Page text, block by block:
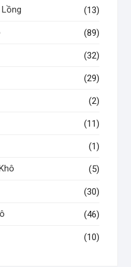
(13)
(89)
(32)
(29)
(2)
(11)
(1)
(5)
(30)
(46)
(10)